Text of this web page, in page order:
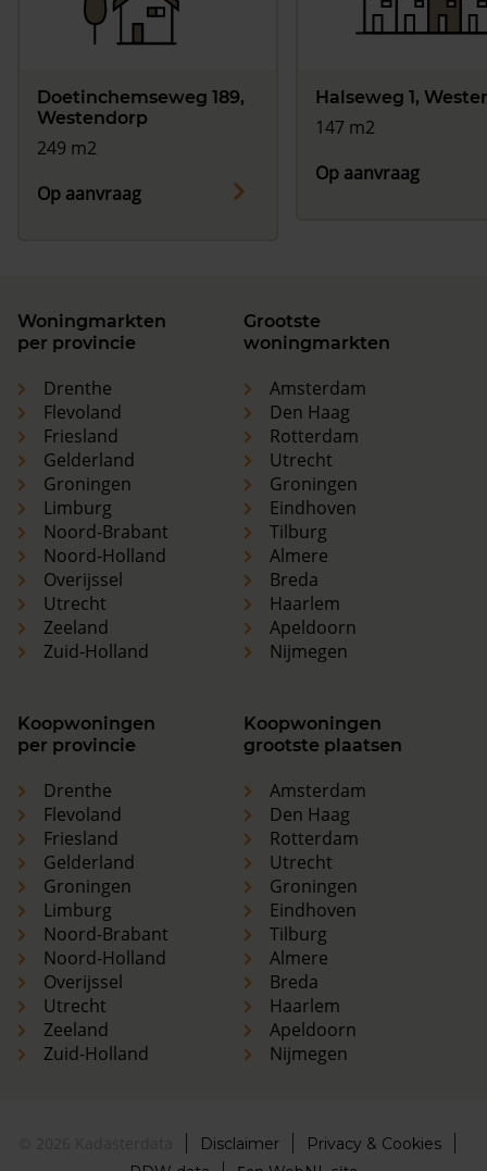
Doetinchemseweg 189,
Westendorp
249 m2
Op aanvraag
Halseweg 1,
147 m2
Op aanvraag
Woningmarkten
per provincie
Drenthe
Flevoland
Friesland
Gelderland
Groningen
Limburg
Noord-Brabant
Noord-Holland
Overijssel
Utrecht
Zeeland
Zuid-Holland
Grootste
woningmarkten
Amsterdam
Den Haag
Rotterdam
Utrecht
Groningen
Eindhoven
Tilburg
Almere
Breda
Haarlem
Apeldoorn
Nijmegen
Koopwoningen
per provincie
Drenthe
Flevoland
Friesland
Gelderland
Groningen
Limburg
Noord-Brabant
Noord-Holland
Overijssel
Utrecht
Zeeland
Zuid-Holland
Koopwoningen
grootste plaatsen
Amsterdam
Den Haag
Rotterdam
Utrecht
Groningen
Eindhoven
Tilburg
Almere
Breda
Haarlem
Apeldoorn
Nijmegen
Disclaimer
Privacy & Cookies